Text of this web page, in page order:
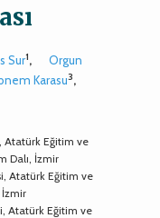
Sur1,
Orgun
Karasu3,
Atatürk Eğitim ve
Dalı, İzmir
Atatürk Eğitim ve
İzmir
Atatürk Eğitim ve